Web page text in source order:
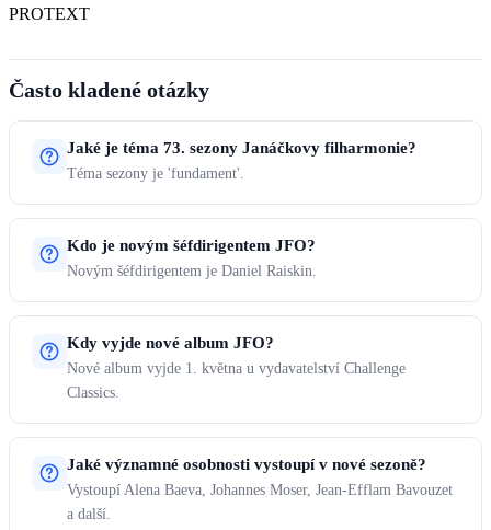
PROTEXT
Často kladené otázky
Jaké je téma 73. sezony Janáčkovy filharmonie?
Téma sezony je 'fundament'.
Kdo je novým šéfdirigentem JFO?
Novým šéfdirigentem je Daniel Raiskin.
Kdy vyjde nové album JFO?
Nové album vyjde 1. května u vydavatelství Challenge
Classics.
Jaké významné osobnosti vystoupí v nové sezoně?
Vystoupí Alena Baeva, Johannes Moser, Jean-Efflam Bavouzet
a další.